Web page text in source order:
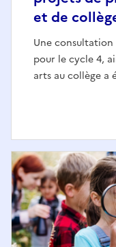
et de
Une
pour le cycle 4,
arts au collège a